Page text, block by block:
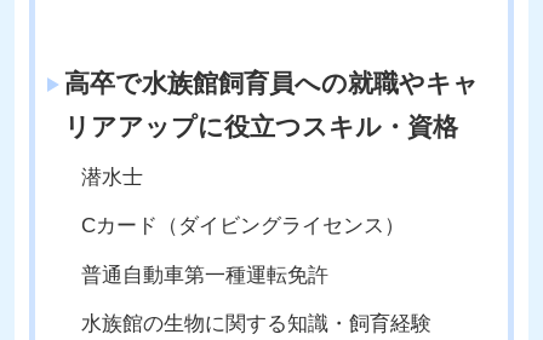
高卒で水族館飼育員への就職やキャ
リアアップに役立つスキル・資格
潜水士
Cカード（ダイビングライセンス）
普通自動車第一種運転免許
水族館の生物に関する知識・飼育経験